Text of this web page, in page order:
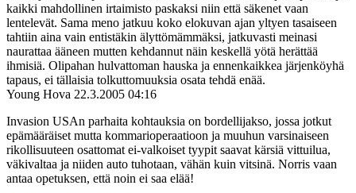
kaikki mahdollinen irtaimisto paskaksi niin että säkenet vaan
lentelevät. Sama meno jatkuu koko elokuvan ajan yltyen tasaiseen
tahtiin aina vain entistäkin älyttömämmäksi, jatkuvasti meinasi
naurattaa ääneen mutten kehdannut näin keskellä yötä herättää
ihmisiä. Olipahan hulvattoman hauska ja ennenkaikkea järjenköyhä
tapaus, ei tällaisia tolkuttomuuksia osata tehdä enää.
Young Hova 22.3.2005 04:16
Invasion USAn parhaita kohtauksia on bordellijakso, jossa jotkut
epämääräiset mutta kommarioperaatioon ja muuhun varsinaiseen
rikollisuuteen osattomat ei-valkoiset tyypit saavat kärsiä vittuilua,
väkivaltaa ja niiden auto tuhotaan, vähän kuin vitsinä. Norris vaan
antaa opetuksen, että noin ei saa elää!